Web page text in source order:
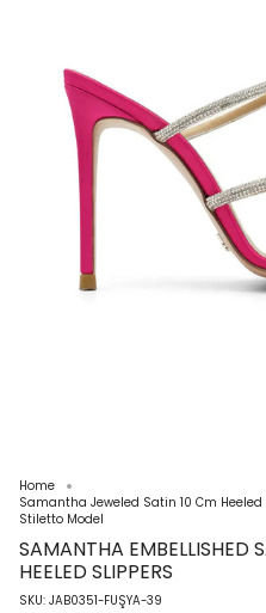
Home
Samantha Jeweled Satin 10 Cm
Stiletto Model
SAMANTHA EMBELLISHED
HEELED SLIPPERS
SKU: JAB0351-FUŞYA-39